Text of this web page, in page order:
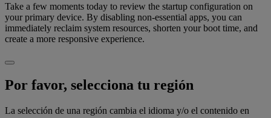
Take a few moments today to review the startup configuration on
your primary device. By disabling non-essential apps, you can
immediately reclaim system resources, shorten your boot time, and
create a more responsive experience.
Por favor, selecciona tu región
La selección de una región cambia el idioma y/o el contenido en